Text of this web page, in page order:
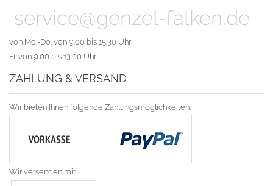
service@genzel-falken.de
von Mo.-Do. von 9.00 bis 15.30 Uhr
Fr. von 9.00 bis 13.00 Uhr
ZAHLUNG & VERSAND
Wir bieten Ihnen folgende Zahlungsmöglichkeiten:
Wir versenden mit ...